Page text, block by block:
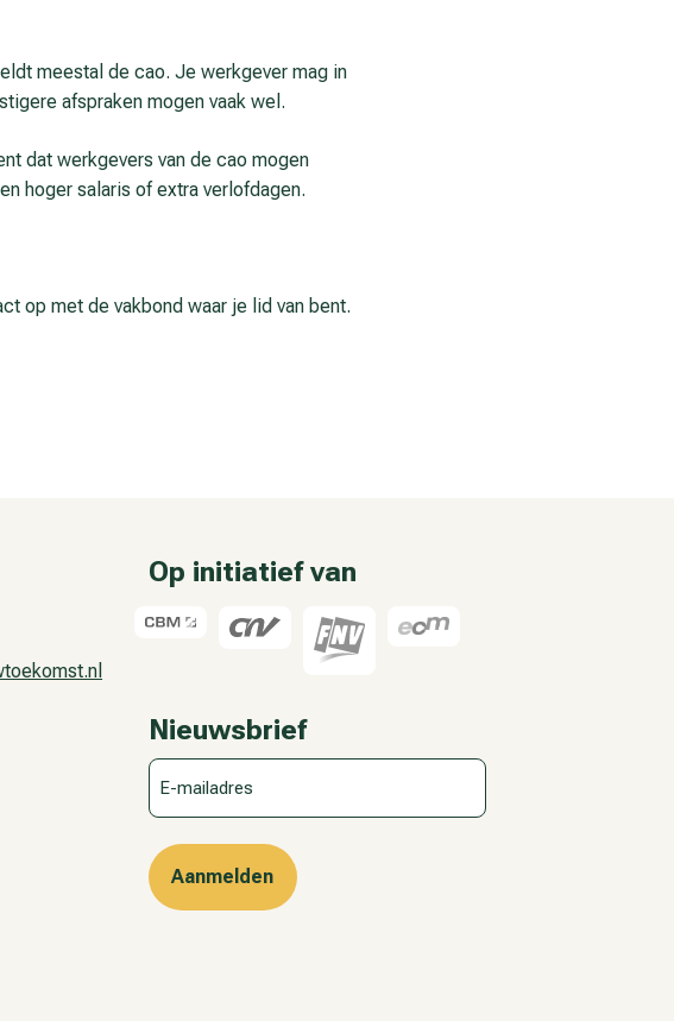
meestal de cao. Je werkgever mag in
afspraken mogen vaak wel.
dat werkgevers van de cao mogen
hoger salaris of extra verlofdagen.
op met de vakbond waar je lid van bent.
Op initiatief van
Nieuwsbrief
E-
mailadres